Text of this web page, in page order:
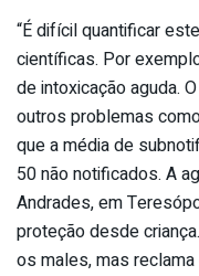
“É difícil quantificar
científicas. Por
de intoxicação aguda.
outros problemas
que a média de
50 não notificados. A
Andrades, em
proteção desde
os males, mas